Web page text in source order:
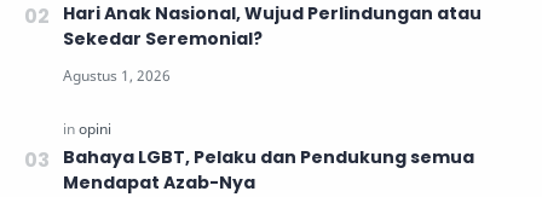
Hari Anak Nasional, Wujud Perlindungan atau
Sekedar Seremonial?
Bahaya LGBT, Pelaku dan Pendukung semua
Mendapat Azab-Nya